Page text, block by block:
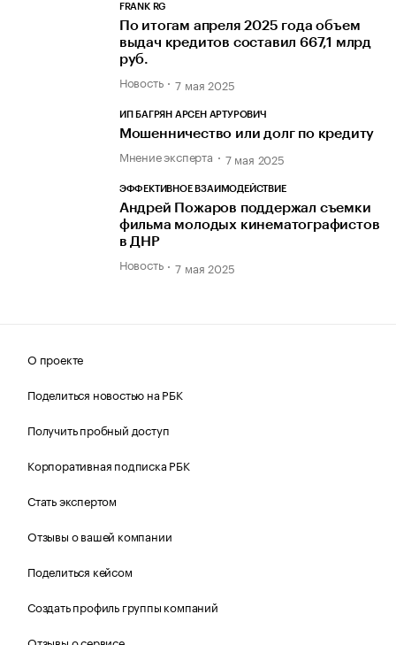
FRANK RG
По итогам апреля 2025 года объем
выдач кредитов составил 667,1 млрд
руб.
Новость 7 мая 2025
ИП БАГРЯН АРСЕН АРТУРОВИЧ
Мошенничество или долг по кредиту
Мнение эксперта 7 мая 2025
ЭФФЕКТИВНОЕ ВЗАИМОДЕЙСТВИЕ
Андрей Пожаров поддержал съемки
фильма молодых кинематографистов
в ДНР
Новость 7 мая 2025
О проекте
Поделиться новостью на РБК
Получить пробный доступ
Корпоративная подписка РБК
Стать экспертом
Отзывы о вашей компании
Поделиться кейсом
Создать профиль группы компаний
Отзывы о сервисе